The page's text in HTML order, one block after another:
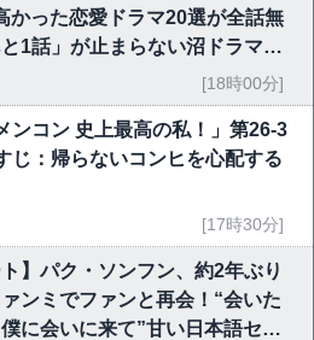
かった恋愛ドラマ20選が全話無
1話」が止まらない沼ドラマを
[18時00分]
ンコン 史上最高の私！」第26-3
じ：帰らないコンヒを心配する
[17時30分]
ト】パク・ソンフン、約2年ぶり
ンミでファンと再会！“会いた
に会いに来て”甘い日本語セリ